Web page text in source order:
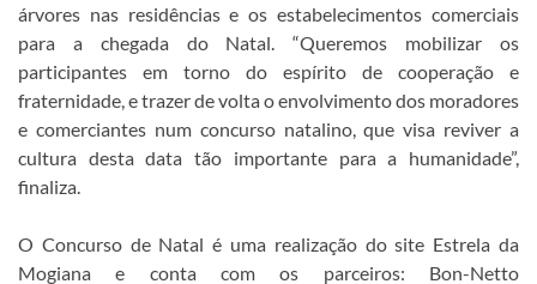
árvores nas residências e os estabelecimentos comerciais
para a chegada do Natal. “Queremos mobilizar os
participantes em torno do espírito de cooperação e
fraternidade, e trazer de volta o envolvimento dos moradores
e comerciantes num concurso natalino, que visa reviver a
cultura desta data tão importante para a humanidade”,
finaliza.
O Concurso de Natal é uma realização do site Estrela da
Mogiana e conta com os parceiros: Bon-Netto